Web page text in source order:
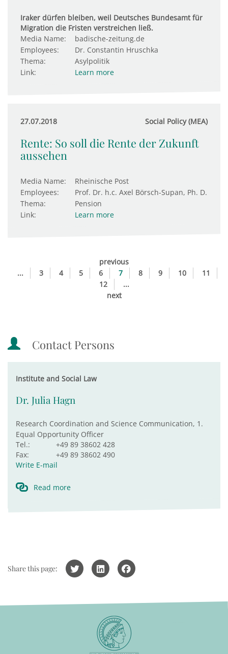
Iraker dürfen bleiben, weil Deutsches Bundesamt für
Migration die Fristen verstreichen ließ.
Media Name:
badische-zeitung.de
Employees:
Dr. Constantin Hruschka
Thema:
Asylpolitik
Link:
Learn more
27.07.2018 Social Policy (MEA)
Rente: So soll die Rente der Zukunft
aussehen
Media Name:
Rheinische Post
Employees:
Prof. Dr. h.c. Axel Börsch-Supan, Ph. D.
Thema:
Pension
Link:
Learn more
previous
...
3 4 5 6 7 8 9 10
11
12
...
next
Contact Persons
Institute and Social Law
Dr. Julia Hagn
Research Coordination and Science Communication, 1.
Equal Opportunity Officer
Tel.:
+49 89 38602 428
Fax:
+49 89 38602 490
Write E-mail
Read more
Share this page: